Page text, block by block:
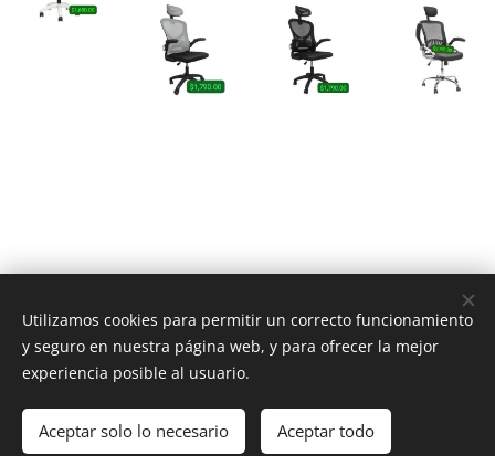
Viva El Mueble S.A. de C.V.
©2024 Cookies
Utilizamos cookies para permitir un correcto funcionamiento
y seguro en nuestra página web, y para ofrecer la mejor
experiencia posible al usuario.
Aceptar solo lo necesario Aceptar todo